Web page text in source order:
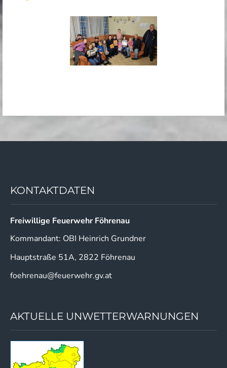
KONTAKTDATEN
Freiwillige Feuerwehr Föhrenau
Kommandant: OBI Heinrich Grundner
Hauptstraße 51A, 2822 Föhrenau
foehrenau@feuerwehr.gv.at
AKTUELLE UNWETTERWARNUNGEN